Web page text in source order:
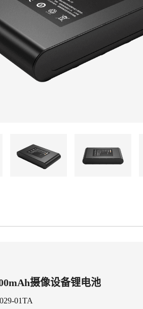
摄像设备锂电池
01TA